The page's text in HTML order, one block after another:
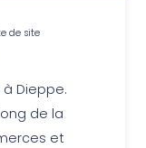
de site
Dieppe.
de la
et